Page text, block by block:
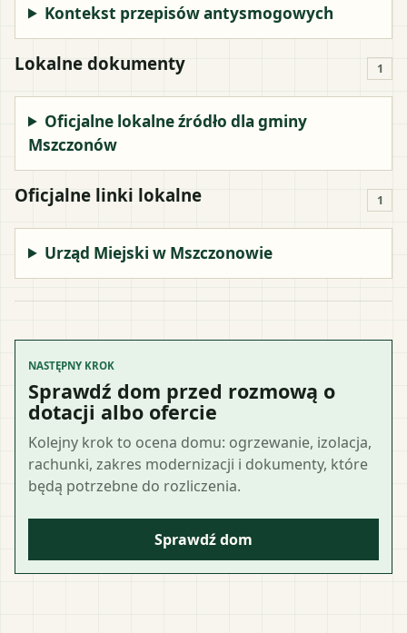
Kontekst przepisów antysmogowych
Lokalne dokumenty 1
Oficjalne lokalne źródło dla gminy
Mszczonów
Oficjalne linki lokalne 1
Urząd Miejski w Mszczonowie
NASTĘPNY KROK
Sprawdź dom przed rozmową o
dotacji albo ofercie
Kolejny krok to ocena domu: ogrzewanie, izolacja,
rachunki, zakres modernizacji i dokumenty, które
będą potrzebne do rozliczenia.
Sprawdź dom